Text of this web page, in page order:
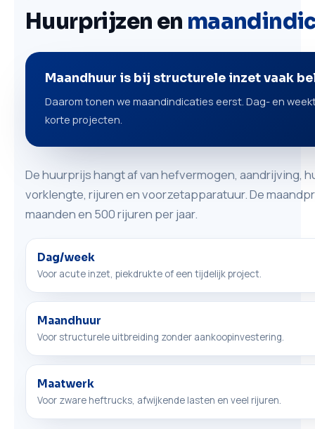
Huurprijzen en
Maandhuur is bij structurele inzet vaak
Daarom tonen we maandindicaties eerst. Dag- en
korte projecten.
De huurprijs hangt af van hefvermogen, aandrijving,
vorklengte, rijuren en voorzetapparatuur. De
maanden en 500 rijuren per jaar.
Dag/week
Voor acute inzet, piekdrukte of een tijdelijk project.
Maandhuur
Voor structurele uitbreiding zonder aankoopinvestering.
Maatwerk
Voor zware heftrucks, afwijkende lasten en veel rijuren.